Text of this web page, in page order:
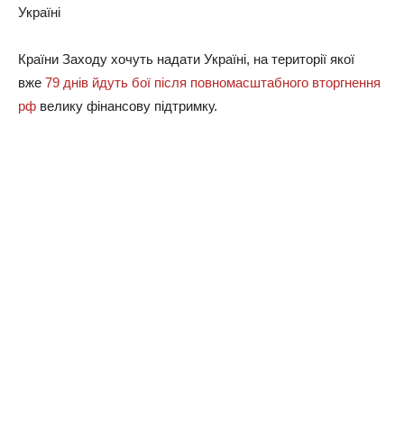
Україні
Країни Заходу хочуть надати Україні, на території якої
вже 79 днів йдуть бої після повномасштабного вторгнення
рф велику фінансову підтримку.